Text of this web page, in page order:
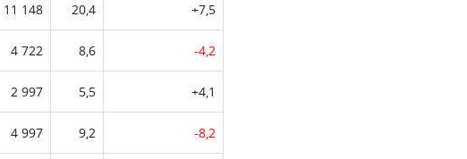
11 148 20,4 +7,5
4 722 8,6 -4,2
2 997 5,5 +4,1
4 997 9,2 -8,2